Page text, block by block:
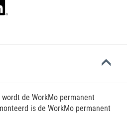
de WorkMo permanent
is de WorkMo permanent